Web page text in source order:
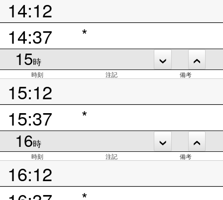
14:12
14:37
*
15時
時刻 注記 備考
15:12
15:37
*
16時
時刻 注記 備考
16:12